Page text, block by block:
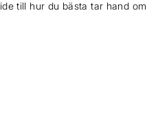
till hur du bästa tar hand om